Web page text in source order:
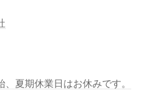
夏期休業日はお休みです。